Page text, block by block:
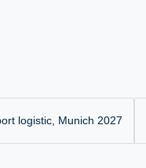
logistic, Munich 2027